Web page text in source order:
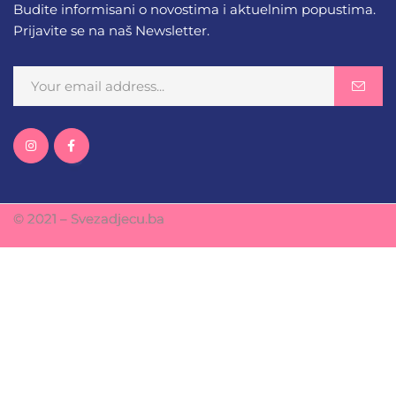
Budite informisani o novostima i aktuelnim popustima.
Prijavite se na naš Newsletter.
© 2021 – Svezadjecu.ba